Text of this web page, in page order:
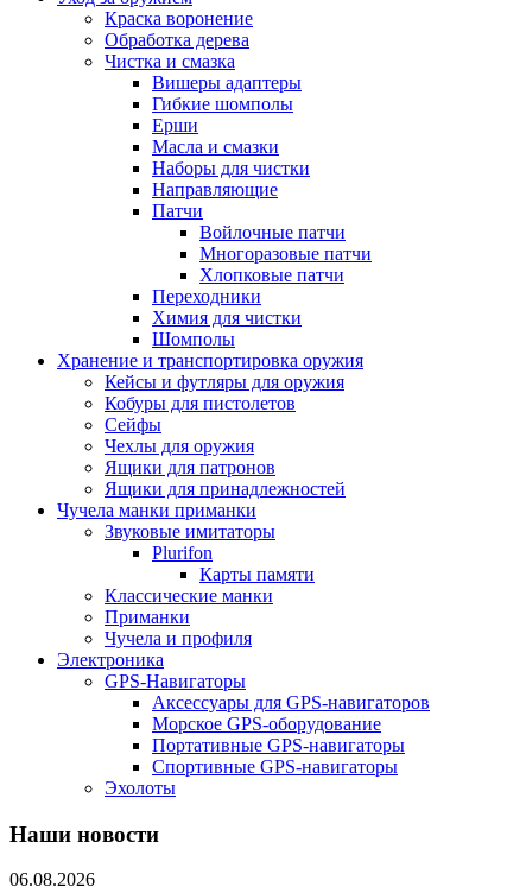
Краска воронение
Обработка дерева
Чистка и смазка
Вишеры адаптеры
Гибкие шомполы
Ерши
Масла и смазки
Наборы для чистки
Направляющие
Патчи
Войлочные патчи
Многоразовые патчи
Хлопковые патчи
Переходники
Химия для чистки
Шомполы
Хранение и транспортировка оружия
Кейсы и футляры для оружия
Кобуры для пистолетов
Сейфы
Чехлы для оружия
Ящики для патронов
Ящики для принадлежностей
Чучела манки приманки
Звуковые имитаторы
Plurifon
Карты памяти
Классические манки
Приманки
Чучела и профиля
Электроника
GPS-Навигаторы
Аксессуары для GPS-навигаторов
Морское GPS-оборудование
Портативные GPS-навигаторы
Спортивные GPS-навигаторы
Эхолоты
Наши новости
06.08.2026